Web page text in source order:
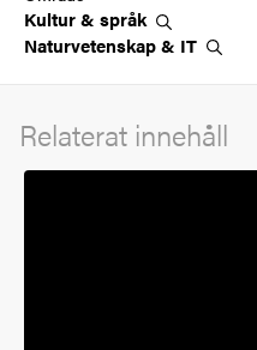
Kultur & språk
Naturvetenskap & IT
Relaterat innehåll